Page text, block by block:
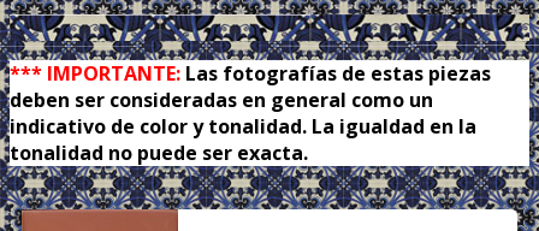
.
*** IMPORTANTE: Las fotografías de estas piezas
deben ser consideradas en general como un
indicativo de color y tonalidad. La igualdad en la
tonalidad no puede ser exacta.